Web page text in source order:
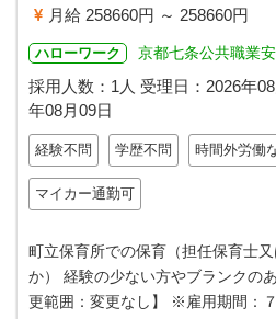
月給 258660円 ～ 258660円
ハローワーク 京都七条公共職業
採用人数：1人 受理日： 2026年
年08月09日
経験不問 学歴不問 時間外労働
マイカー通勤可
町立保育所での保育（担任保育士
か） 経験の少ない方やブランクの
更範囲：変更なし】 ※雇用期間：